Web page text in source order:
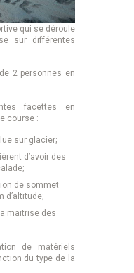
qui se déroule
sur différentes
2 personnes en
facettes en
course :
sur glacier;
d’avoir des
de sommet
d’altitude;
maitrise des
de matériels
du type de la